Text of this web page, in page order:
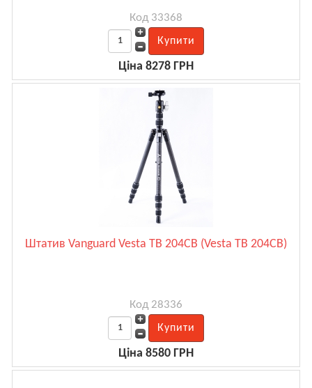
Код 33368
Ціна 8278 ГРН
Штатив Vanguard Vesta TB 204CB (Vesta TB 204CB)
Код 28336
Ціна 8580 ГРН